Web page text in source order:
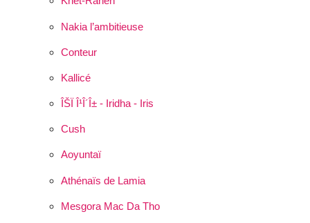
Nakia l’ambitieuse
Conteur
Kallicé
ÎŠÏ Î¹Î´Î± - Iridha - Iris
Cush
Aoyuntaï
Athénaïs de Lamia
Mesgora Mac Da Tho